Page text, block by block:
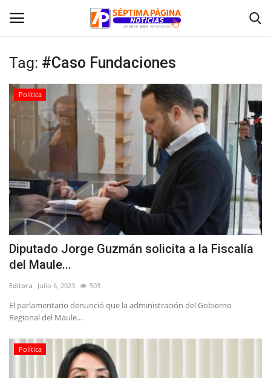
Inicio
Crónica
Policial
Tribunales
Deporte
Política
Espectáculos
Tag: #Caso Fundaciones
Política
Diputado Jorge Guzmán solicita a la Fiscalía
del Maule...
Editora Julio 6, 2023 503
El parlamentario denunció que la administración del Gobierno
Regional del Maule...
Política